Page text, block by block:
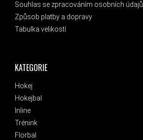
KATEGORIE
Hokej
Hokejbal
Inline
Trénink
Florbal
Souhlas se zpracováním osobních údajů
Způsob platby a dopravy
Tabulka velikostí